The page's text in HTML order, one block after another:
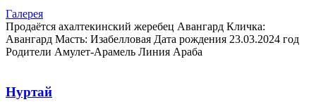
Галерея
Продаётся ахалтекинский жеребец Авангард Кличка:
Авангард Масть: Изабелловая Дата рождения 23.03.2024 год
Родители Амулет-Арамель Линия Араба
Нуртай